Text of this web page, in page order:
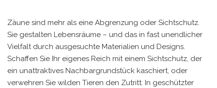
Zäune sind mehr als eine Abgrenzung oder Sichtschutz.
Sie gestalten Lebensräume – und das in fast unendlicher
Vielfalt durch ausgesuchte Materialien und Designs.
Schaffen Sie Ihr eigenes Reich mit einem Sichtschutz, der
ein unattraktives Nachbargrundstück kaschiert, oder
verwehren Sie wilden Tieren den Zutritt. In geschützter